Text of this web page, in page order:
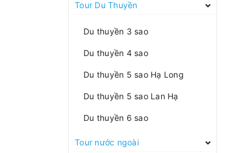
Tour Du Thuyền
Du thuyền 3 sao
Du thuyền 4 sao
Du thuyền 5 sao Hạ Long
Du thuyền 5 sao Lan Hạ
Du thuyền 6 sao
Tour nước ngoài